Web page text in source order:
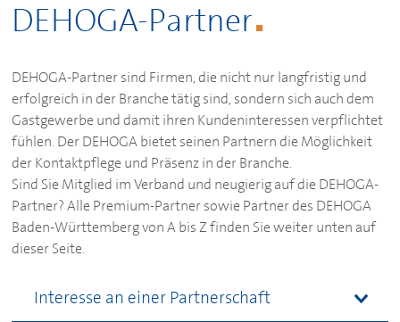
DEHOGA-Partner
DEHOGA-Partner sind Firmen, die nicht nur langfristig und
erfolgreich in der Branche tätig sind, sondern sich auch dem
Gastgewerbe und damit ihren Kundeninteressen verpflichtet
fühlen. DerDEHOGAbietet seinen Partnern die Möglichkeit
der Kontaktpflege und Präsenz in der Branche.
Sind Sie Mitglied im Verband und neugierig auf dieDEHOGA-
Partner? Alle Premium-Partner sowie Partner des DEHOGA
Baden-Württemberg von A bis Z finden Sie weiter unten auf
dieser Seite.
Interesse an einer Partnerschaft